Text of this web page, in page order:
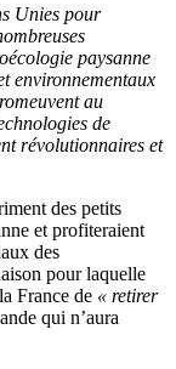
Unies pour
paysanne
environnementaux
au
de
révolutionnaires et
des petits
et profiteraient
des
pour laquelle
France de « retirer
qui n’aura